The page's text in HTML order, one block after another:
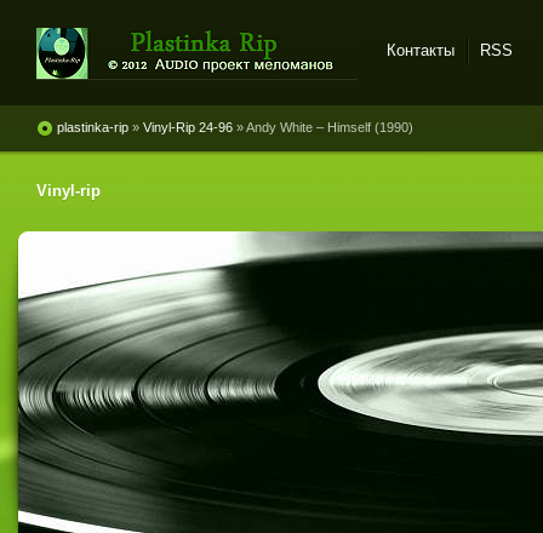
винила и магнитоальбомов
Контакты RSS
plastinka-rip » Vinyl-Rip 24-96 » Andy White – Himself (1990)
Vinyl-rip